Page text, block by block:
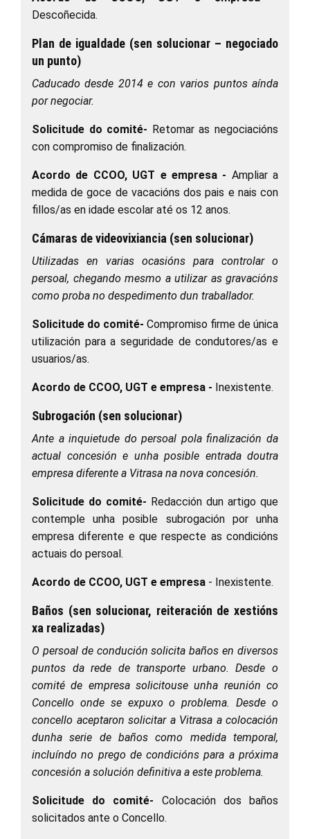
Descoñecida.
Plan de igualdade (sen solucionar – negociado
un punto)
Caducado desde 2014 e con varios puntos aínda
por negociar.
Solicitude do comité- Retomar as negociacións
con compromiso de finalización.
Acordo de CCOO, UGT e empresa - Ampliar a
medida de goce de vacacións dos pais e nais con
fillos/as en idade escolar até os 12 anos.
Cámaras de videovixiancia (sen solucionar)
Utilizadas en varias ocasións para controlar o
persoal, chegando mesmo a utilizar as gravacións
como proba no despedimento dun traballador.
Solicitude do comité- Compromiso firme de única
utilización para a seguridade de condutores/as e
usuarios/as.
Acordo de CCOO, UGT e empresa - Inexistente.
Subrogación (sen solucionar)
Ante a inquietude do persoal pola finalización da
actual concesión e unha posible entrada doutra
empresa diferente a Vitrasa na nova concesión.
Solicitude do comité- Redacción dun artigo que
contemple unha posible subrogación por unha
empresa diferente e que respecte as condicións
actuais do persoal.
Acordo de CCOO, UGT e empresa - Inexistente.
Baños (sen solucionar, reiteración de xestións
xa realizadas)
O persoal de condución solicita baños en diversos
puntos da rede de transporte urbano. Desde o
comité de empresa solicitouse unha reunión co
Concello onde se expuxo o problema. Desde o
concello aceptaron solicitar a Vitrasa a colocación
dunha serie de baños como medida temporal,
incluíndo no prego de condicións para a próxima
concesión a solución definitiva a este problema.
Solicitude do comité- Colocación dos baños
solicitados ante o Concello.